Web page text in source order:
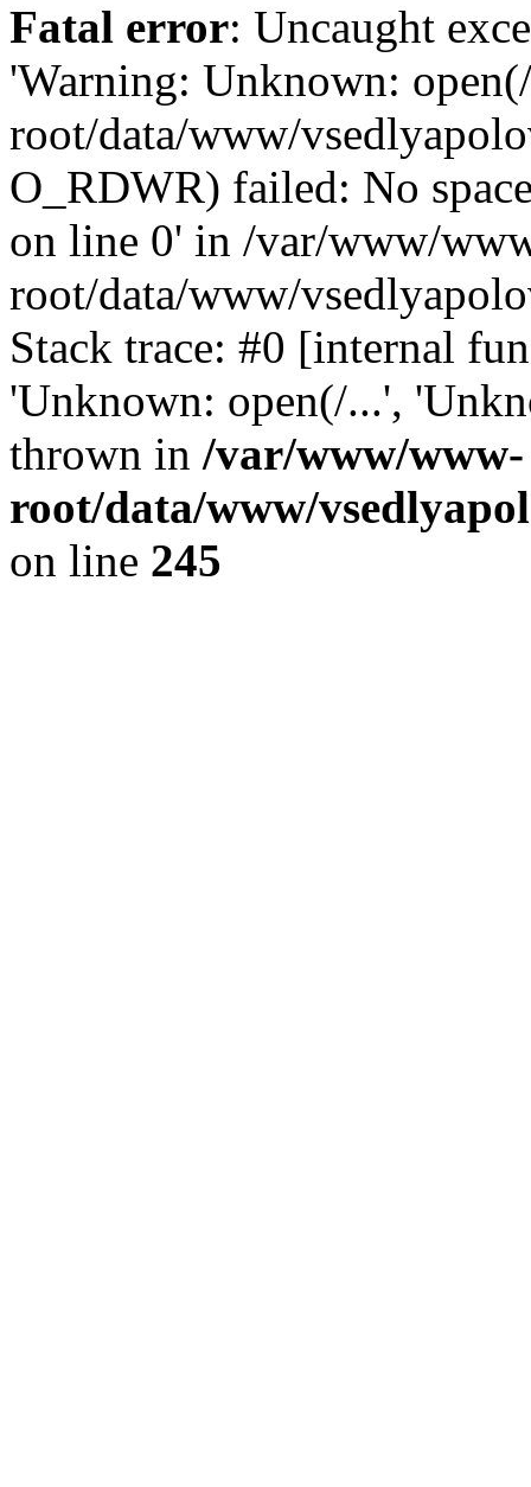
Fatal error: Uncaught
'Warning: Unknown:
root/data/www/
O_RDWR) failed: No
on line 0' in /var/www/
root/data/www/
Stack trace: #0 [internal
'Unknown: open(/...',
thrown in /var/www/www-
root/data/www/
on line 245